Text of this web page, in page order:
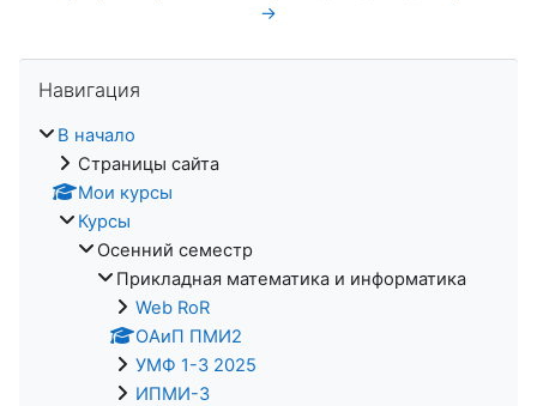
→
Навигация
В начало
Страницы сайта
Мои курсы
Курсы
Осенний семестр
Прикладная математика и информатика
Web RoR
ОАиП ПМИ2
УМФ 1-3 2025
ИПМИ-3